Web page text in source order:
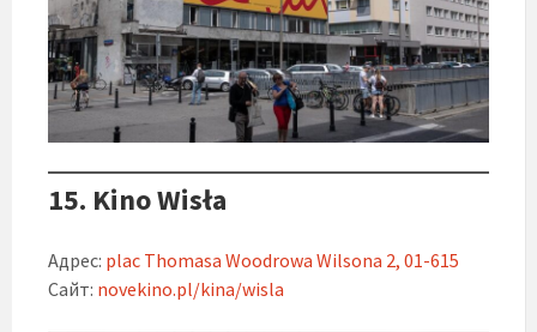
15. Kino Wisła
Адрес: plac Thomasa Woodrowa Wilsona 2, 01-615
Сайт: novekino.pl/kina/wisla